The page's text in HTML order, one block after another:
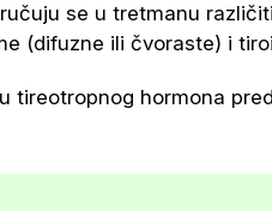
se u tretmanu
(difuzne ili čvoraste) i
tireotropnog hormona